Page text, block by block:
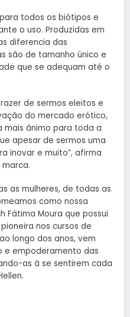
todos os biótipos e
o uso. Produzidas em
diferencia das
são de tamanho único e
que se adequam até o
de sermos eleitos e
do mercado erótico,
mais ânimo para toda a
apesar de sermos uma
inovar e muito”, afirma
as mulheres, de todas as
como nossa
Fátima Moura que possui
nos cursos de
longo dos anos, vem
e empoderamento das
as à se sentirem cada